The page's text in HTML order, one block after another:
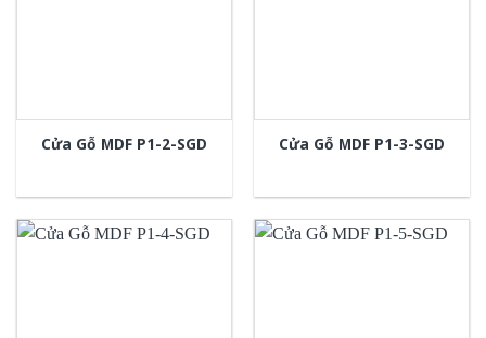
Cửa Gỗ MDF P1-2-SGD Cửa Gỗ MDF P1-3-SGD